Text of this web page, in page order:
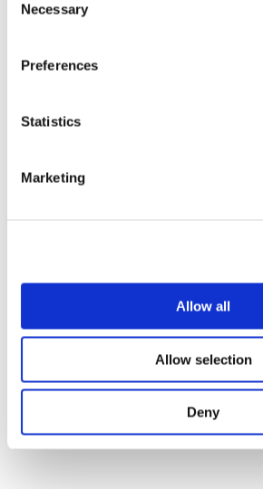
Selection
Necessary
Preferences
Statistics
Marketing
Allow all
Allow selection
Deny
Творческий вечер
Наше спецпредложение
Применить